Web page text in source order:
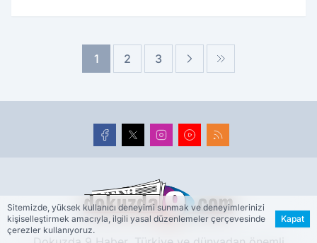
1 2 3
Sitemizde, yüksek kullanıcı deneyimi sunmak ve deneyimlerinizi
kişiselleştirmek amacıyla, ilgili yasal düzenlemeler çerçevesinde
çerezler kullanıyoruz.
Kapat